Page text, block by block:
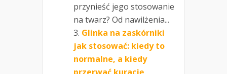
przynieść jego stosowanie
na twarz? Od nawilżenia...
Glinka na zaskórniki
jak stosować: kiedy to
normalne, a kiedy